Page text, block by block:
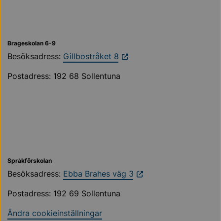
Brageskolan 6-9
Besöksadress: Gillbostråket 8
Postadress: 192 68 Sollentuna
Språkförskolan
Besöksadress: Ebba Brahes väg 3
Postadress: 192 69 Sollentuna
Ändra cookieinställningar